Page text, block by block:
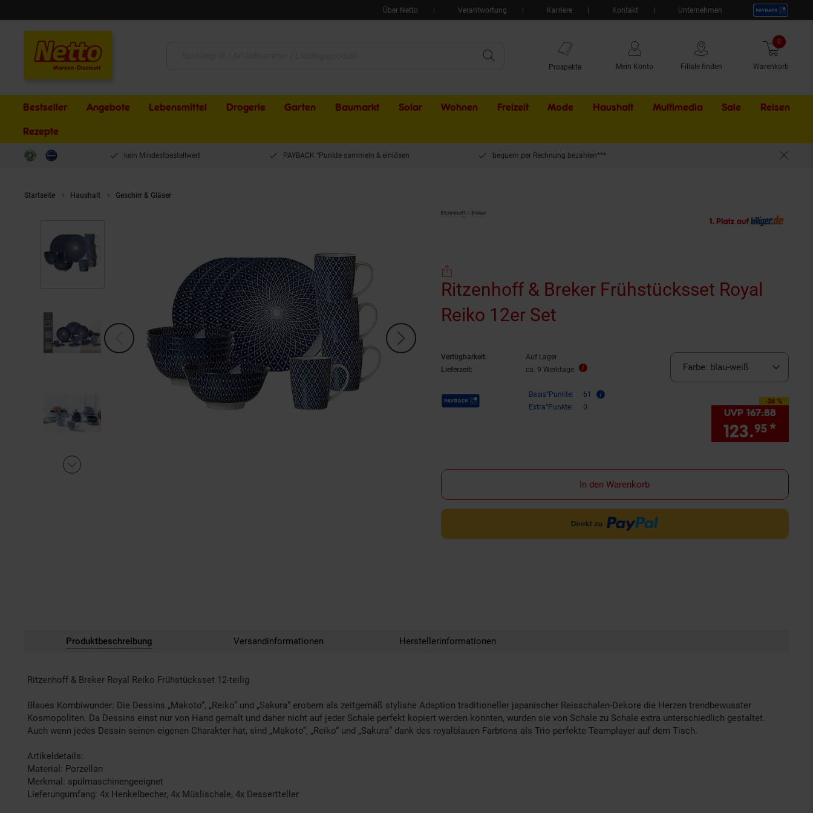
Über Netto Verantwortung Karriere Kontakt Unternehmen
Prospekte Mein Konto Filiale finden Warenkorb
0 Artikel
Bestseller Angebote Lebensmittel Drogerie Garten Baumarkt Solar Wohnen Freizeit Mode Haushalt Multimedia Sale Externer
Reisen
Rezepte
kein Mindestbestellwert PAYBACK °Punkte sammeln & einlösen bequem per Rechnung bezahlen***
Startseite Haushalt Geschirr & Gläser
Ritzenhoff & Breker Frühstücksset Royal
Reiko 12er Set
Verfügbarkeit:
Auf Lager
Lieferzeit:
ca. 9 Werktage
Payback Punkte Basis°Punkte:
61
Extra°Punkte:
0
Farbe: blau-weiß
-26 %
Sie Sparen 26 Prozent,
UVP 167.88
123.95 *
In den Warenkorb
Produktbeschreibung Versandinformationen Herstellerinformationen
Ritzenhoff & Breker Royal Reiko Frühstücksset 12-teilig
Blaues Kombiwunder: Die Dessins „Makoto“, „Reiko“ und „Sakura“ erobern als zeitgemäß stylishe Adaption traditioneller japanischer Reisschalen-Dekore die Herzen trendbewusster
Kosmopoliten. Da Dessins einst nur von Hand gemalt und daher nicht auf jeder Schale perfekt kopiert werden konnten, wurden sie von Schale zu Schale extra unterschiedlich gestaltet.
Auch wenn jedes Dessin seinen eigenen Charakter hat, sind „Makoto“, „Reiko“ und „Sakura“ dank des royalblauen Farbtons als Trio perfekte Teamplayer auf dem Tisch.
Artikeldetails:
Material: Porzellan
Merkmal: spülmaschinengeeignet
Lieferungumfang: 4x Henkelbecher, 4x Müslischale, 4x Dessertteller